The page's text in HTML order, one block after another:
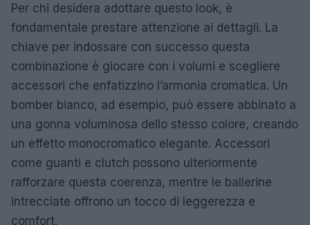
Per chi desidera adottare questo look, è
fondamentale prestare attenzione ai dettagli. La
chiave per indossare con successo questa
combinazione è giocare con i volumi e scegliere
accessori che enfatizzino l’armonia cromatica. Un
bomber bianco, ad esempio, può essere abbinato a
una gonna voluminosa dello stesso colore, creando
un effetto monocromatico elegante. Accessori
come guanti e clutch possono ulteriormente
rafforzare questa coerenza, mentre le ballerine
intrecciate offrono un tocco di leggerezza e
comfort.